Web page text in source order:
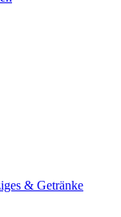
& Getränke